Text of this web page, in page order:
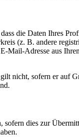
die Daten Ihres
(z. B. andere
Mail-Adresse aus
nicht, sofern er auf
dies zur